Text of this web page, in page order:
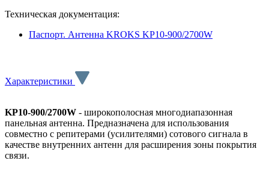
Техническая документация:
Паспорт. Антенна KROKS KP10-900/2700W
Характеристики
KP10-900/2700W - широкополосная многодиапазонная
панельная антенна. Предназначена для использования
совместно с репитерами (усилителями) сотового сигнала в
качестве внутренних антенн для расширения зоны покрытия
связи.